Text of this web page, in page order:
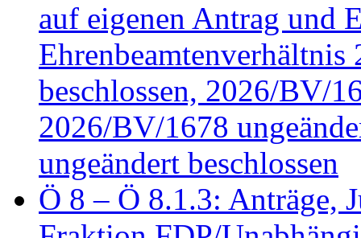
auf eigenen Antrag und
beschlossen, 2026/BV/
2026/BV/1678
ungeändert beschlossen
Ö 8 – Ö 8.1.3: Anträge,